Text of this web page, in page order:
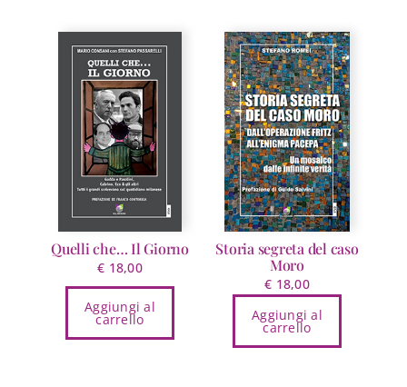
Quelli che… Il Giorno
€ 18,00
Aggiungi al
carrello
Storia segreta del caso
Moro
€ 18,00
Aggiungi al
carrello